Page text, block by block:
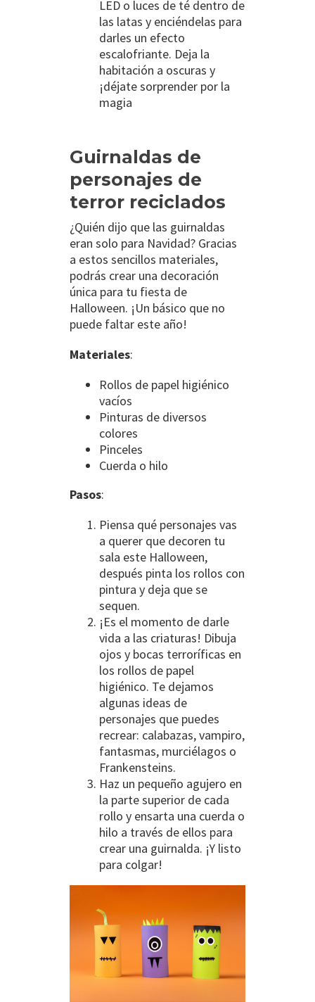
LED o luces de té dentro de
las latas y enciéndelas para
darles un efecto
escalofriante. Deja la
habitación a oscuras y
¡déjate sorprender por la
magia
Guirnaldas de
personajes de
terror reciclados
¿Quién dijo que las guirnaldas
eran solo para Navidad? Gracias
a estos sencillos materiales,
podrás crear una decoración
única para tu fiesta de
Halloween. ¡Un básico que no
puede faltar este año!
Materiales:
Rollos de papel higiénico
vacíos
Pinturas de diversos
colores
Pinceles
Cuerda o hilo
Pasos:
Piensa qué personajes vas
a querer que decoren tu
sala este Halloween,
después pinta los rollos con
pintura y deja que se
sequen.
¡Es el momento de darle
vida a las criaturas! Dibuja
ojos y bocas terroríficas en
los rollos de papel
higiénico. Te dejamos
algunas ideas de
personajes que puedes
recrear: calabazas, vampiro,
fantasmas, murciélagos o
Frankensteins.
Haz un pequeño agujero en
la parte superior de cada
rollo y ensarta una cuerda o
hilo a través de ellos para
crear una guirnalda. ¡Y listo
para colgar!